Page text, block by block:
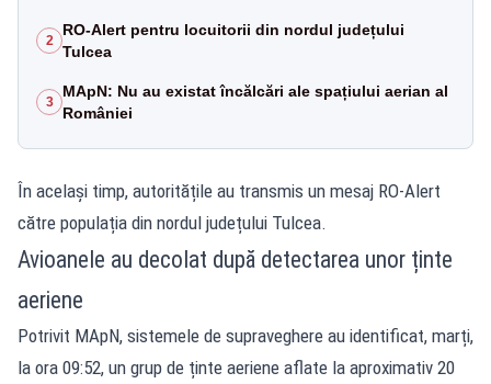
2
RO-Alert pentru locuitorii din nordul județului
Tulcea
3
MApN: Nu au existat încălcări ale spațiului aerian al
României
În același timp, autoritățile au transmis un mesaj RO-Alert
către populația din nordul județului Tulcea.
Avioanele au decolat după detectarea unor ținte
aeriene
Potrivit MApN, sistemele de supraveghere au identificat, marți,
la ora 09:52, un grup de ținte aeriene aflate la aproximativ 20